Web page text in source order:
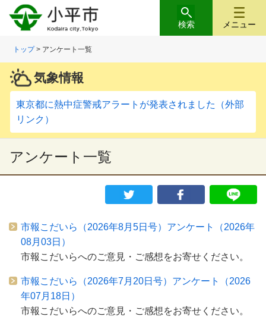
メニュー
検索
トップ> アンケート一覧
気象情報
東京都に熱中症警戒アラートが発表されました（外部
リンク）
アンケート一覧
市報こだいら（2026年8月5日号）アンケート（2026年
08月03日）
市報こだいらへのご意見・ご感想をお寄せください。
市報こだいら（2026年7月20日号）アンケート（2026
年07月18日）
市報こだいらへのご意見・ご感想をお寄せください。